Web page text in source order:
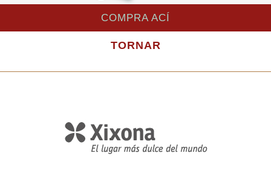
COMPRA ACÍ
TORNAR